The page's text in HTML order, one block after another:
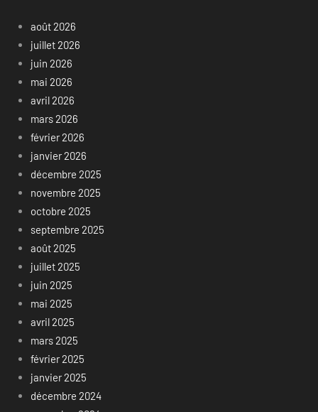
août 2026
juillet 2026
juin 2026
mai 2026
avril 2026
mars 2026
février 2026
janvier 2026
décembre 2025
novembre 2025
octobre 2025
septembre 2025
août 2025
juillet 2025
juin 2025
mai 2025
avril 2025
mars 2025
février 2025
janvier 2025
décembre 2024